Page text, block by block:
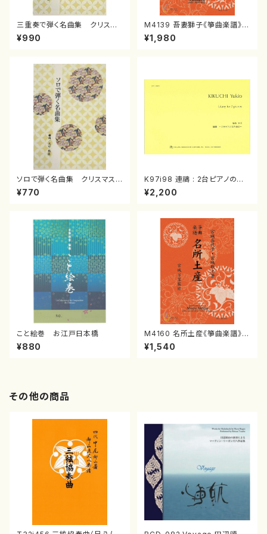
三重奏で弾く名曲集 クリスマ
スメドレー( 箏2/大平光美 編
曲/楽譜）
¥990
M4139 吾妻獅子《箏曲楽譜》
（箏/宮城道雄著・宮城宗家監修/
箏曲古典楽譜）
¥1,980
ソロで弾く名曲集 クリスマス・
イブ／恋人がサンタクロース(
箏独奏 /大平光美 編曲/楽
¥770
K97i98 連禱 : 2台ピアノのた
めの（2 Pianos / 菊池 幸夫 /
楽譜）
¥2,200
こと絵巻 お江戸日本橋
¥880
M4160 名所土産《箏曲楽譜》
（箏/宮城喜代子・宮城数江著・
宮城宗家監修/箏曲古典楽譜）
¥1,540
その他の商品